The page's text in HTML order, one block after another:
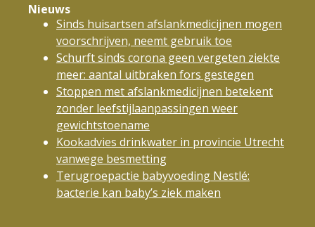
Nieuws
Sinds huisartsen afslankmedicijnen mogen
voorschrijven, neemt gebruik toe
Schurft sinds corona geen vergeten ziekte
meer: aantal uitbraken fors gestegen
Stoppen met afslankmedicijnen betekent
zonder leefstijlaanpassingen weer
gewichtstoename
Kookadvies drinkwater in provincie Utrecht
vanwege besmetting
Terugroepactie babyvoeding Nestlé:
bacterie kan baby’s ziek maken